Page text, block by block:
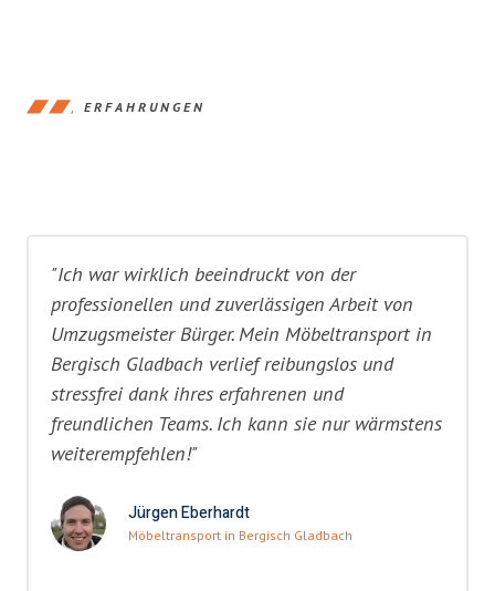
ERFAHRUNGEN
"Ich war wirklich beeindruckt von der
professionellen und zuverlässigen Arbeit von
Umzugsmeister Bürger. Mein Möbeltransport in
Bergisch Gladbach verlief reibungslos und
stressfrei dank ihres erfahrenen und
freundlichen Teams. Ich kann sie nur wärmstens
weiterempfehlen!"
Jürgen Eberhardt
Möbeltransport in Bergisch Gladbach